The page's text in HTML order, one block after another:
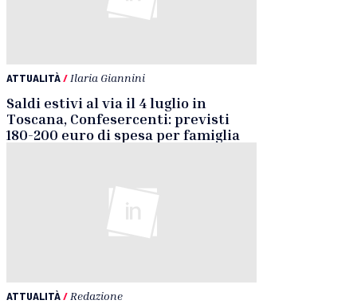
ATTUALITÀ/ Ilaria Giannini
Saldi estivi al via il 4 luglio in
Toscana, Confesercenti: previsti
180-200 euro di spesa per famiglia
ATTUALITÀ/ Redazione